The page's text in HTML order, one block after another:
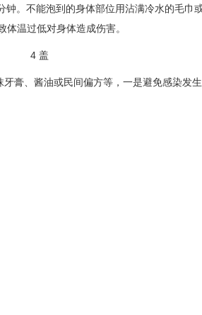
不能泡到的身体部位用沾满冷水的毛巾
温过低对身体造成伤害。
4 盖
、酱油或民间偏方等，一是避免感染发